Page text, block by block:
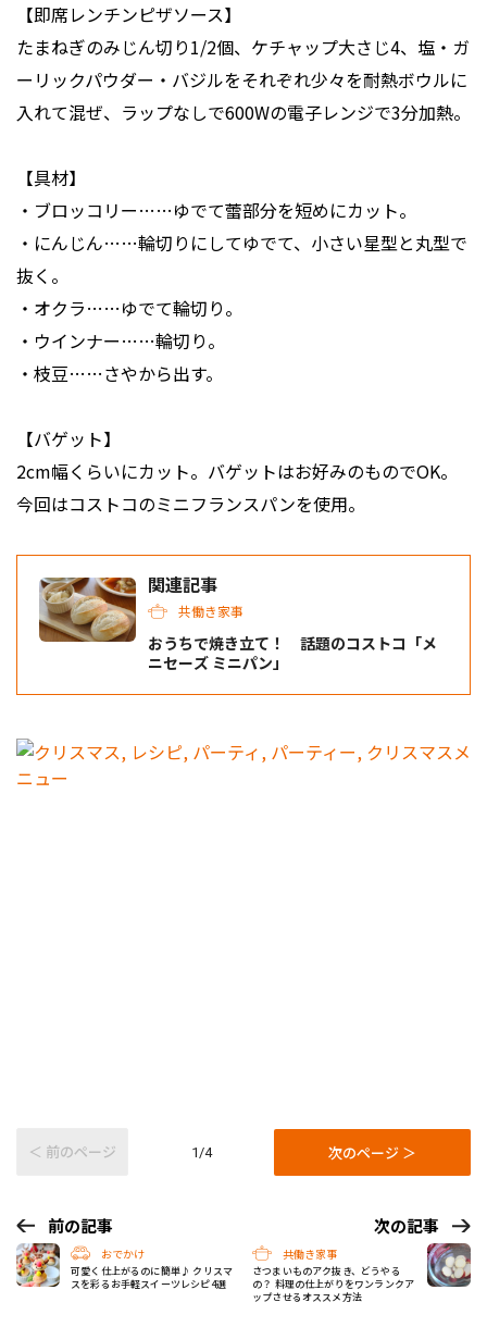
【即席レンチンピザソース】
たまねぎのみじん切り1/2個、ケチャップ大さじ4、塩・ガ
ーリックパウダー・バジルをそれぞれ少々を耐熱ボウルに
入れて混ぜ、ラップなしで600Wの電子レンジで3分加熱。
【具材】
・ブロッコリー……ゆでて蕾部分を短めにカット。
・にんじん……輪切りにしてゆでて、小さい星型と丸型で
抜く。
・オクラ……ゆでて輪切り。
・ウインナー……輪切り。
・枝豆……さやから出す。
【バゲット】
2cm幅くらいにカット。バゲットはお好みのものでOK。
今回はコストコのミニフランスパンを使用。
関連記事
共働き家事
おうちで焼き立て！ 話題のコストコ「メ
ニセーズ ミニパン」
＜ 前のページ 1/4 次のページ ＞
前の記事
おでかけ
可愛く仕上がるのに簡単♪ クリスマ
スを彩るお手軽スイーツレシピ4選
次の記事
共働き家事
さつまいものアク抜き、どうやる
の？ 料理の仕上がりをワンランクア
ップさせるオススメ方法